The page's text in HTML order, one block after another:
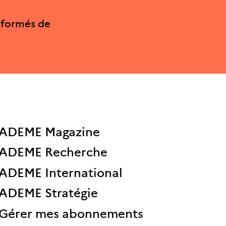
de
Magazine
Recherche
International
Stratégie
mes abonnements